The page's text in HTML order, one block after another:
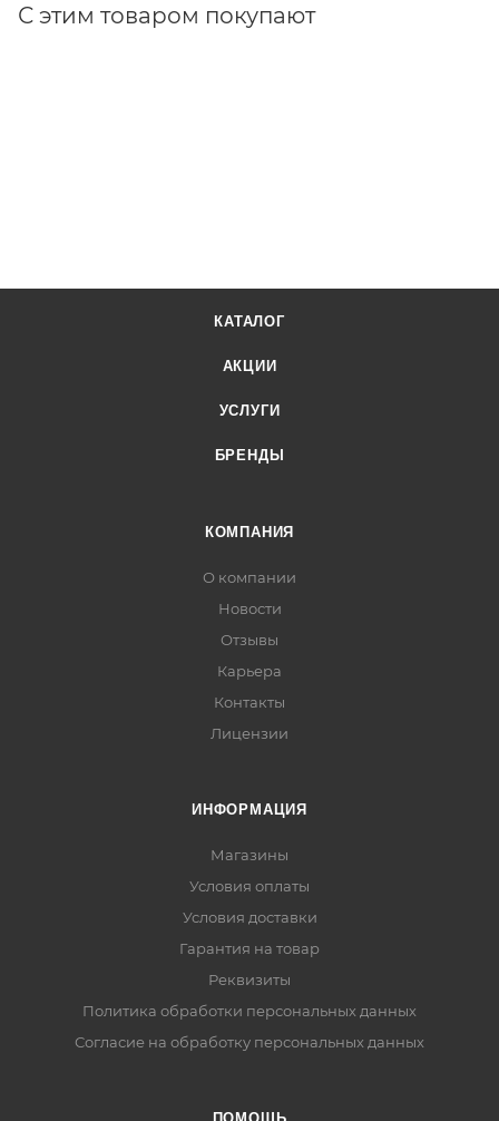
С этим товаром покупают
КАТАЛОГ
АКЦИИ
УСЛУГИ
БРЕНДЫ
КОМПАНИЯ
О компании
Новости
Отзывы
Карьера
Контакты
Лицензии
ИНФОРМАЦИЯ
Магазины
Условия оплаты
Условия доставки
Гарантия на товар
Реквизиты
Политика обработки персональных данных
Согласие на обработку персональных данных